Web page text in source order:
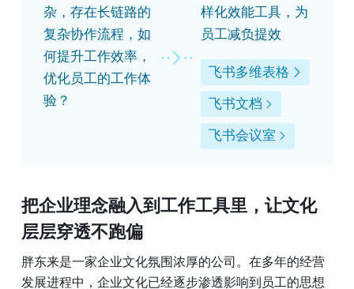
杂，存在长链路的
复杂协作流程，如
何提升工作效率，
优化员工的工作体
验？
样化效能工具，为
员工减负提效
飞书多维表格
飞书文档
飞书会议室
把企业理念融入到工作工具里 ，让文化
层层穿透不跑偏
胖东来是一家企业文化氛围浓厚的公司。在多年的经营
发展进程中，企业文化已经逐步渗透影响到员工的思想